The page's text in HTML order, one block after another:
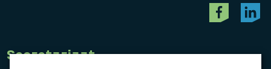
Secretariaat